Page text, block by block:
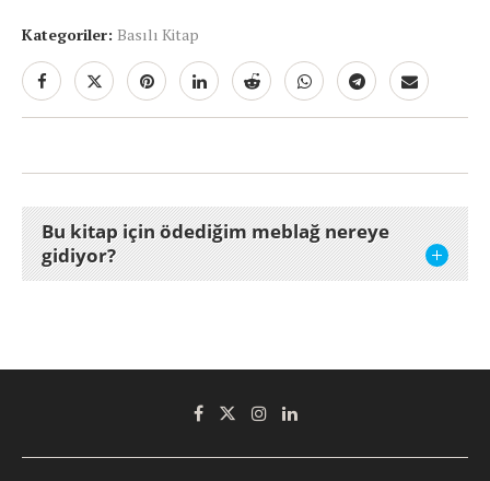
Kategoriler: Basılı Kitap
Bu kitap için ödediğim meblağ nereye
gidiyor?